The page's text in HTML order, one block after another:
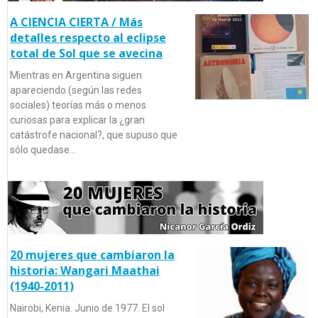
A CIENCIA CIERTA / Más
detalles respecto al eclipse
total de Sol que se avecina
Mientras en Argentina siguen
apareciendo (según las redes
sociales) teorías más o menos
curiosas para explicar la ¿gran
catástrofe nacional?, que supuso que
sólo quedase…
20 mujeres que cambiaron la
historia: Wangari Maathai
(1940-2011)
Nairobi, Kenia. Junio de 1977. El sol